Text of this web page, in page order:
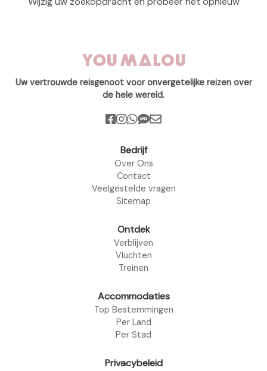
Uw vertrouwde reisgenoot voor onvergetelijke reizen over
de hele wereld.
Bedrijf
Over Ons
Contact
Veelgestelde vragen
Sitemap
Ontdek
Verblijven
Vluchten
Treinen
Accommodaties
Top Bestemmingen
Per Land
Per Stad
Privacybeleid